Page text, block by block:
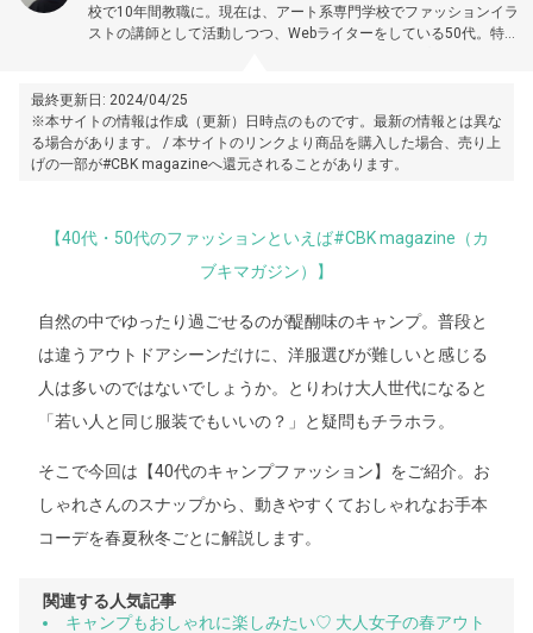
校で10年間教職に。現在は、アート系専門学校でファッションイラ
ストの講師として活動しつつ、Webライターをしている50代。特に
最終更新日: 2024/04/25
※本サイトの情報は作成（更新）日時点のものです。最新の情報とは異な
る場合があります。 / 本サイトのリンクより商品を購入した場合、売り上
げの一部が#CBK magazineへ還元されることがあります。
【40代・50代のファッションといえば#CBK magazine（カ
ブキマガジン）】
自然の中でゆったり過ごせるのが醍醐味のキャンプ。普段と
は違うアウトドアシーンだけに、洋服選びが難しいと感じる
人は多いのではないでしょうか。とりわけ大人世代になると
「若い人と同じ服装でもいいの？」と疑問もチラホラ。
そこで今回は【40代のキャンプファッション】をご紹介。お
しゃれさんのスナップから、動きやすくておしゃれなお手本
コーデを春夏秋冬ごとに解説します。
関連する人気記事
キャンプもおしゃれに楽しみたい♡ 大人女子の春アウト